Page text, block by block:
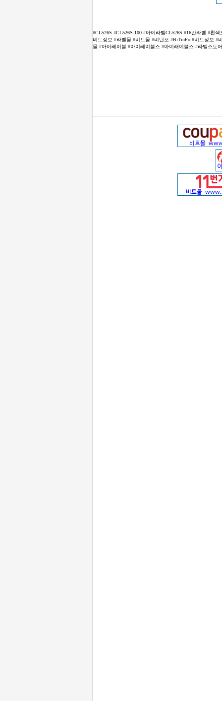
#CL526S #CL526S-100 #아이라벨CL526S #16칸라벨 #흰
비트정보 #라벨몰 #비트몰 #비틴포 #BiTinFo #비트정보 #
몰 #아이레이블 #아이레이블스 #아이래이블스 #라벨스토